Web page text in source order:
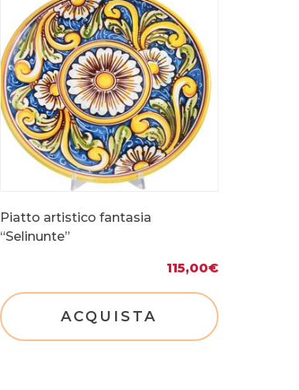
Piatto artistico fantasia
“Selinunte”
115,00€
ACQUISTA